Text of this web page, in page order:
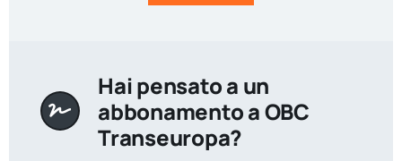
Hai pensato a un
abbonamento a OBC
Transeuropa?